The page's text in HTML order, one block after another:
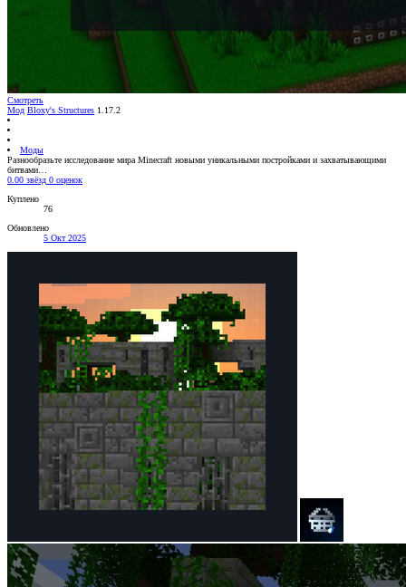
Смотреть
Мод Bloxy's Structures 1.17.2
Моды
Разнообразьте исследование мира Minecraft новыми уникальными постройками и захватывающими
битвами…
0.00 звёзд 0 оценок
Куплено
76
Обновлено
5 Окт 2025